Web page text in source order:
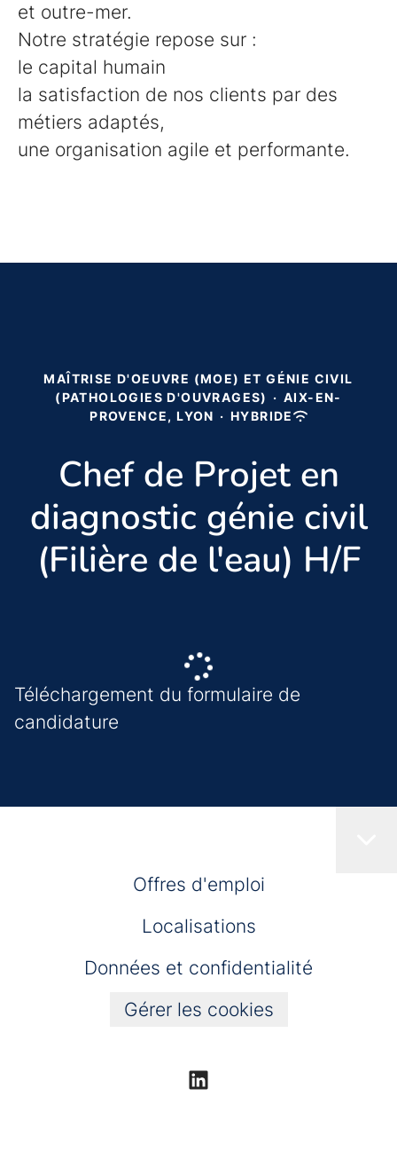
et outre-mer.
Notre stratégie repose sur :
le capital humain
la satisfaction de nos clients par des
métiers adaptés,
une organisation agile et performante.
MAÎTRISE D'OEUVRE (MOE) ET GÉNIE CIVIL
(PATHOLOGIES D'OUVRAGES) · AIX-EN-
PROVENCE, LYON · HYBRIDE
Chef de Projet en
diagnostic génie civil
(Filière de l'eau) H/F
Téléchargement du formulaire de
candidature
Offres d'emploi
Localisations
Données et confidentialité
Gérer les cookies